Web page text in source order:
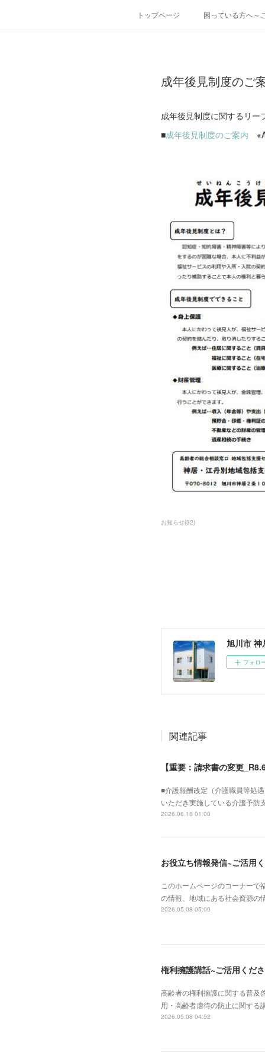
トップページ 困っている方へ～
成年後見制度のご
成年後見制度に関するリー
■成年後見制度のご案内
お知らせ(32)
旭川市 神
フォロ
関連記事
【重要：請求書の変更
■介護報酬改定（介護職員等処
いただき実施している介護予
2026.06.18 01:00
お役立ち情報発信~ご活用
このホームページのコーナー
の情報、地域にある社会資源
2026.05.08 05:00
権利擁護講話~ご活用くだ
高齢者の権利擁護に関する普
用・高齢者虐待の防止に関す
2026.05.08 04:52